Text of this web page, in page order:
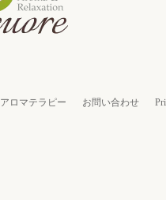
アロマテラピー お問い合わせ